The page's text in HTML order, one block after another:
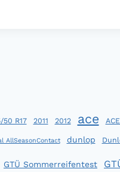
50 R17 2011 2012 ace
AllSeasonContact dunlop
GTÜ Sommerreifentest